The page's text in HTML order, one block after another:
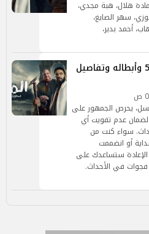
5 بطولة حمادة هلال، هبة مجدي،
سهر الصايغ،
أحمد بدير،
موعد إعادة مسلسل المداح 5 وأبطاله وتفاصيل
يحرص الجمهور على
عدم تفويت أي
سواء كنت من
أو انضممت
الإعادة ستساعدك على
في الأحداث.